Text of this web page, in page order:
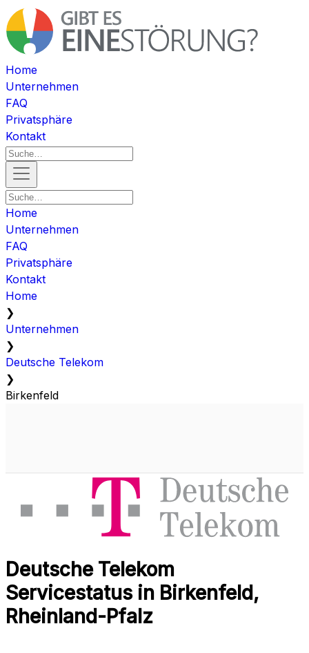
Home
Unternehmen
FAQ
Privatsphäre
Kontakt
Home
Unternehmen
FAQ
Privatsphäre
Kontakt
Home
❯
Unternehmen
❯
Deutsche Telekom
❯
Birkenfeld
Deutsche Telekom
Servicestatus in Birkenfeld,
Rheinland-Pfalz